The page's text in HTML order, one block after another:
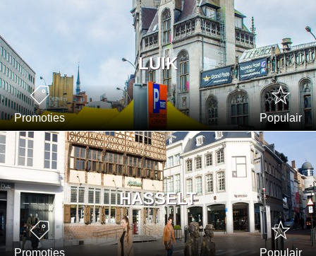
LUIK
Promoties Populair
HASSELT
Promoties Populair